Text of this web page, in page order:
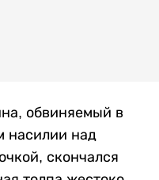
обвиняемый в
насилии над
скончался